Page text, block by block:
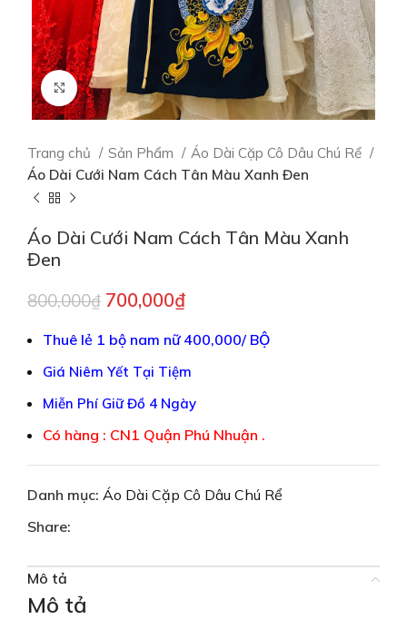
Click to enlarge
Trang chủ Sản Phẩm
Áo Dài Cặp Cô Dâu Chú Rể
Áo Dài Cưới Nam Cách Tân Màu Xanh Đen
Áo Dài Cưới Nam Cách Tân Màu Xanh
Đen
800,000₫ 700,000₫
Thuê lẻ 1 bộ nam nữ 400,000/ BỘ
Giá Niêm Yết Tại Tiệm
Miễn Phí Giữ Đồ 4 Ngày
Có hàng : CN1 Quận Phú Nhuận .
Danh mục: Áo Dài Cặp Cô Dâu Chú Rể
Share:
Mô tả
Mô tả